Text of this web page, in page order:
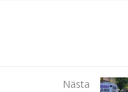
Nästa